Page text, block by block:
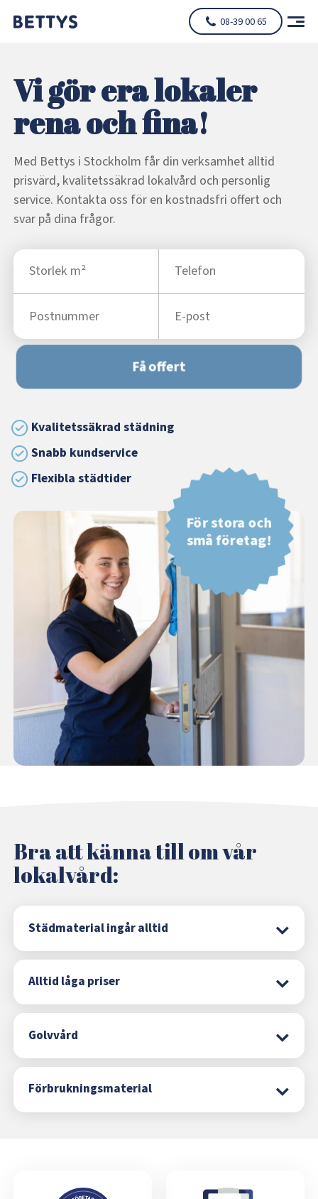
08-39 00 65
Vi gör era lokaler
rena och fina!
Med Bettys i Stockholm får din verksamhet alltid
prisvärd, kvalitetssäkrad lokalvård och personlig
service. Kontakta oss för en kostnadsfri offert och
svar på dina frågor.
Få offert
Kvalitetssäkrad städning
Snabb kundservice
Flexibla städtider
För stora och
små företag!
Bra att känna till om vår
lokalvård:
Städmaterial ingår alltid
Alltid låga priser
Golvvård
Förbrukningsmaterial